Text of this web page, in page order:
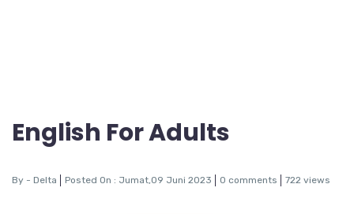
English For Adults
By - Delta Posted On : Jumat,09 Juni 2023 0 comments 722 views